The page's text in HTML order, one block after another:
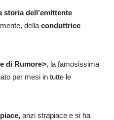
storia dell’emittente
della conduttrice
di Rumore>, la famosissima
per mesi in tutte le
anzi strapiace e si ha